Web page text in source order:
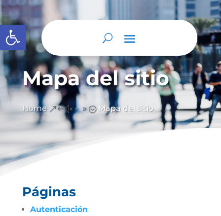
Abrir barra de herramientas
Mapa del sitio
Home &#x39; Mapa del sitio
Páginas
Autenticación